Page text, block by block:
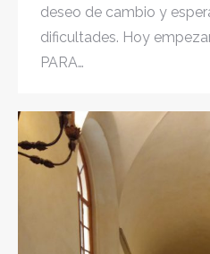
deseo de cambio y
dificultades. Hoy
PARA…